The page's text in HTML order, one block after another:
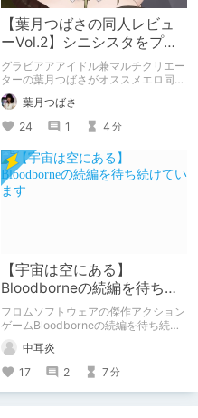
【葉月つばさの同人レビュ
ーVol.2】シニシスタをプレ
イしてみた！
グラビアアアイドル兼マルチクリエー
ターの葉月つばさがオススメエロ同人
をご紹介します！
葉月つばさ
24
1 4 分
【宇宙は空にある】
Bloodborneの続編を待ち続
けています
フロムソフトウェアの傑作アクション
ゲームBloodborneの続編を待ち続け
ているという話です。
中耳炎
17
2 7分